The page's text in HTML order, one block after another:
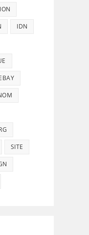
IDN
SITE